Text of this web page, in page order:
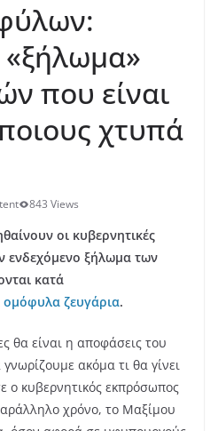
«ξήλωμα»
που είναι
χτυπά
843 Views
οι κυβερνητικές
ενδεχόμενο ξήλωμα των
κατά
ομόφυλα ζευγάρια.
θα είναι η αποφάσεις του
ακόμα τι θα γίνει
ο κυβερνητικός εκπρόσωπος
χρόνο, το Μαξίμου